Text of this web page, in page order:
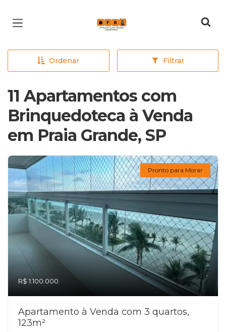
Página inicial
Ordenar Filtrar
11 Apartamentos com
Brinquedoteca à Venda
em Praia Grande, SP
Pronto para Morar
R$ 1.100.000
Apartamento à Venda com 3 quartos,
123m²